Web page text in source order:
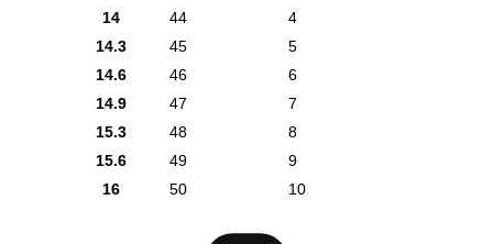
14
44
4
14.3
45
5
14.6
46
6
14.9
47
7
15.3
48
8
15.6
49
9
16
50 10